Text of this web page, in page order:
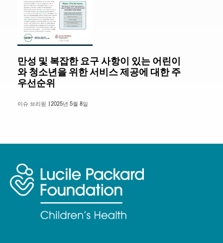
만성 및 복잡한 요구 사항이 있는 어린이
와 청소년을 위한 서비스 제공에 대한 주
우선순위
이슈 브리핑 | 2025년 5월 8일